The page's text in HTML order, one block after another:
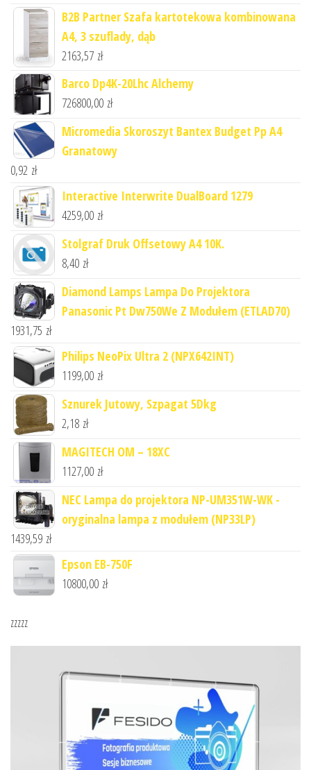
B2B Partner Szafa kartotekowa kombinowana
A4, 3 szuflady, dąb
2163,57 zł
Barco Dp4K-20Lhc Alchemy
726800,00 zł
Micromedia Skoroszyt Bantex Budget Pp A4
Granatowy
0,92 zł
Interactive Interwrite DualBoard 1279
4259,00 zł
Stolgraf Druk Offsetowy A4 10K.
8,40 zł
Diamond Lamps Lampa Do Projektora
Panasonic Pt Dw750We Z Modułem (ETLAD70)
1931,75 zł
Philips NeoPix Ultra 2 (NPX642INT)
1199,00 zł
Sznurek Jutowy, Szpagat 5Dkg
2,18 zł
MAGITECH OM – 18XC
1127,00 zł
NEC Lampa do projektora NP-UM351W-WK -
oryginalna lampa z modułem (NP33LP)
1439,59 zł
Epson EB-750F
10800,00 zł
zzzzz